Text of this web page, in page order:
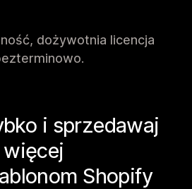
dożywotnia licencja
i sprzedawaj
więcej
Shopify